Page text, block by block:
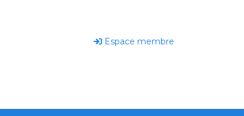
Espace membre